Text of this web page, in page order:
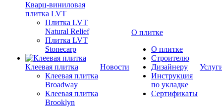
Кварц-виниловая
плитка LVT
Плитка LVT
Natural Relief
Плитка LVT
Stonecarp
Клеевая плитка
Клеевая плитка
Broadway
Клеевая плитка
Brooklyn
Новости
О плитке
О плитке
Строителю
Дизайнеру
Инструкция
по укладке
Сертификаты